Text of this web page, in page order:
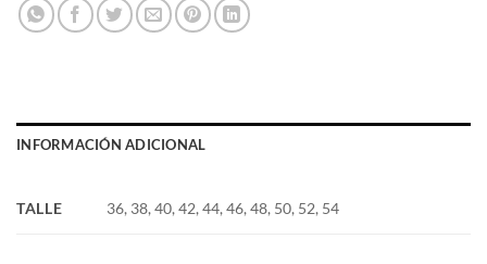
INFORMACIÓN ADICIONAL
TALLE 36, 38, 40, 42, 44, 46, 48, 50, 52, 54